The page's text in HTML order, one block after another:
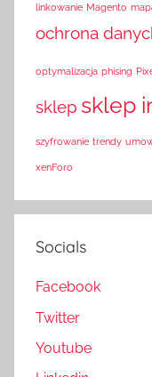
linkowanie Magento
ochrona
optymalizacja phising
sklep sklep
szyfrowanie trendy
xenForo
Socials
Facebook
Twitter
Youtube